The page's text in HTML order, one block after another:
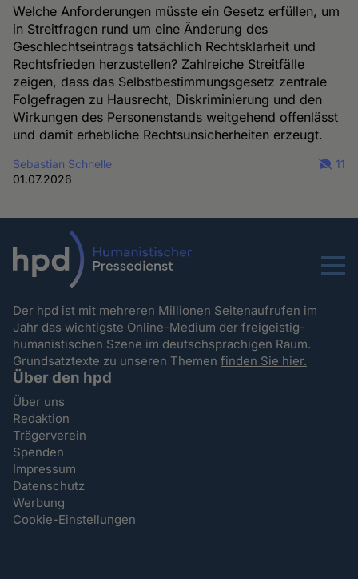
Welche Anforderungen müsste ein Gesetz erfüllen, um
in Streitfragen rund um eine Änderung des
Geschlechtseintrags tatsächlich Rechtsklarheit und
Rechtsfrieden herzustellen? Zahlreiche Streitfälle
zeigen, dass das Selbstbestimmungsgesetz zentrale
Folgefragen zu Hausrecht, Diskriminierung und den
Wirkungen des Personenstands weitgehend offenlässt
und damit erhebliche Rechtsunsicherheiten erzeugt.
Sebastian Schnelle
01.07.2026
11
Menu
Der hpd ist mit mehreren Millionen Seitenaufrufen im
Jahr das wichtigste Online-Medium der freigeistig-
humanistischen Szene im deutschsprachigen Raum.
Grundsatztexte zu unseren Themenfinden Sie hier.
Über den hpd
Über uns
Redaktion
Trägerverein
Spenden
Impressum
Datenschutz
Werbung
Cookie-Einstellungen